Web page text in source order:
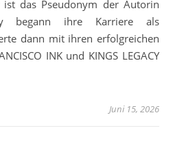
das Pseudonym der Autorin
begann ihre Karriere als
dann mit ihren erfolgreichen
INK und KINGS LEGACY
Juni 15, 2026